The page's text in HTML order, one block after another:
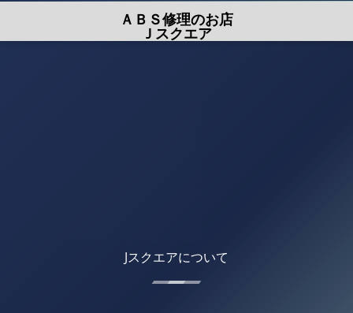
ＡＢＳ修理のお店
Ｊスクエア
Jスクエアについて